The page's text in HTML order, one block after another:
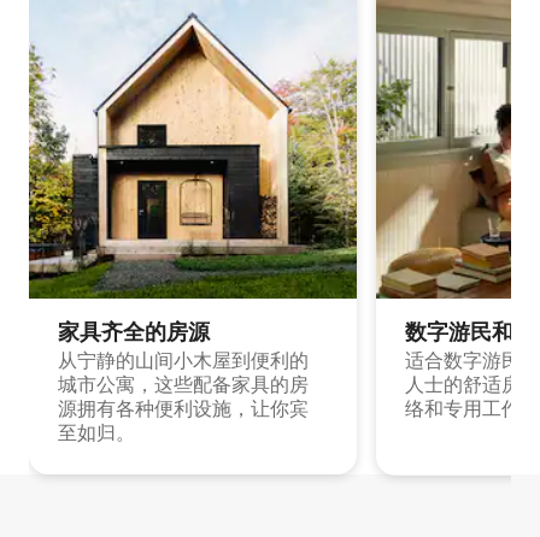
家具齐全的房源
从宁静的山间小木屋到便利的
城市公寓，这些配备家具的房
源拥有各种便利设施，让你宾
至如归。
数字游民和
适合数字游民
人士的舒适房
络和专用工作